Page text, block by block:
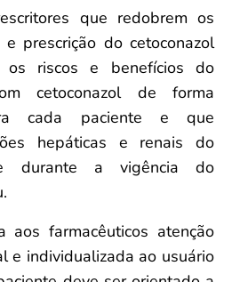
que redobrem os
prescrição do cetoconazol
os riscos e benefícios do
cetoconazol de forma
cada paciente e que
hepáticas e renais do
durante a vigência do
aos farmacêuticos atenção
e individualizada ao usuário